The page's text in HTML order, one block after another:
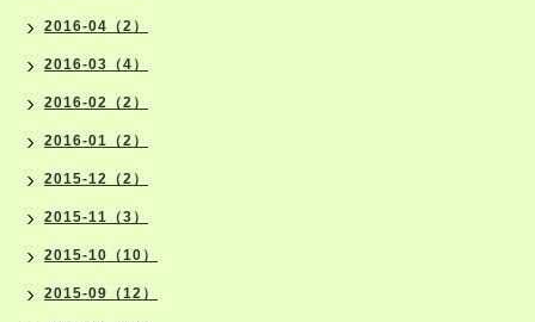
2016-04（2）
2016-03（4）
2016-02（2）
2016-01（2）
2015-12（2）
2015-11（3）
2015-10（10）
2015-09（12）